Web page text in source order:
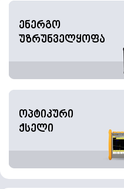
ენერგო
უზრუნველყოფა
ოპტიკური
ქსელი